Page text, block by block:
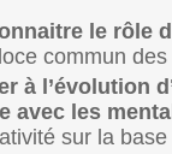
le rôle
commun
à l’évolution
avec les
sur la